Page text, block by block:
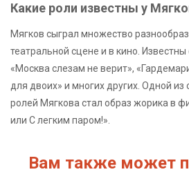
Какие роли известны у
Мягков сыграл множество
театральной сцене и в кино.
«Москва слезам не верит»,
для двоих» и многих других. Одной
ролей Мягкова стал образ жорика в
или С легким паром!».
Вам также может